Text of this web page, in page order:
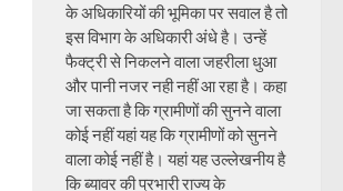
के अधिकारियों की भूमिका पर सवाल है तो
इस विभाग के अधिकारी अंधे है। उन्हें
फैक्ट्री से निकलने वाला जहरीला धुआ
और पानी नजर नही नहीं आ रहा है। कहा
जा सकता है कि ग्रामीणों की सुनने वाला
कोई नहीं यहां यह कि ग्रामीणों को सुनने
वाला कोई नहीं है। यहां यह उल्लेखनीय है
कि ब्यावर की प्रभारी राज्य के